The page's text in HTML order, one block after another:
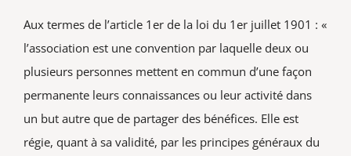
Rechercher:
Aux termes de l’article 1er de la loi du 1er juillet 1901 : «
l’association est une convention par laquelle deux ou
plusieurs personnes mettent en commun d’une façon
permanente leurs connaissances ou leur activité dans
un but autre que de partager des bénéfices. Elle est
régie, quant à sa validité, par les principes généraux du